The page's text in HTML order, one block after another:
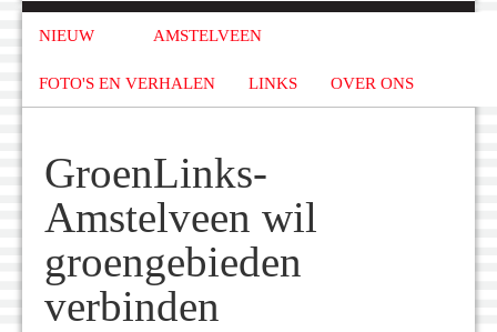
NIEUW AMSTELVEEN
FOTO'S EN VERHALEN LINKS OVER ONS
GroenLinks-
Amstelveen wil
groengebieden
verbinden